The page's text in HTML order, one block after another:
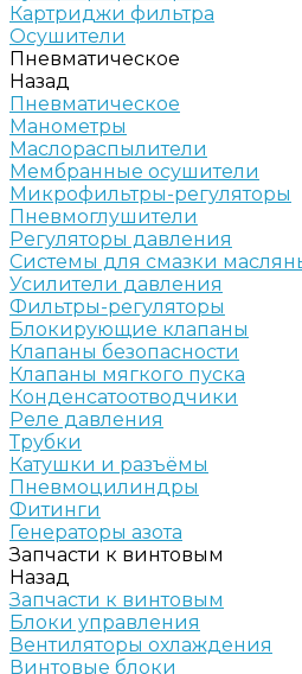
Картриджи фильтра
Осушители
Пневматическое
Назад
Пневматическое
Манометры
Маслораспылители
Мембранные осушители
Микрофильтры-регуляторы
Пневмоглушители
Регуляторы давления
Системы для смазки
Усилители давления
Фильтры-регуляторы
Блокирующие клапаны
Клапаны безопасности
Клапаны мягкого пуска
Конденсатоотводчики
Реле давления
Трубки
Катушки и разъёмы
Пневмоцилиндры
Фитинги
Генераторы азота
Запчасти к винтовым
Назад
Запчасти к винтовым
Блоки управления
Вентиляторы охлаждения
Винтовые блоки